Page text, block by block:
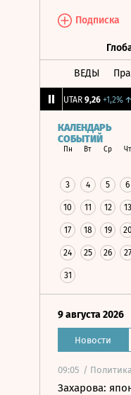
Подписка
ВЕДЫ
UTAR 9,26 +1,2%↑
КАЛЕНДАРЬ
СОБЫТИЙ
Пн Вт Ср Чт
3 4 5 6
10 11 12 13
17 18 19 20
24 25 26 27
31
9 августа 2026
Новости
09:05 /
Захарова: